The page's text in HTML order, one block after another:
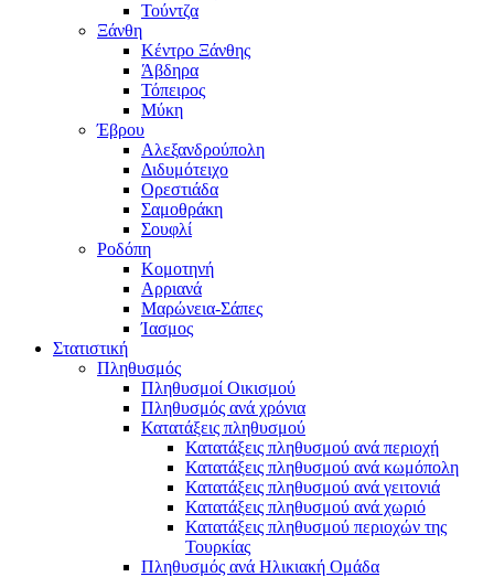
Τούντζα
Ξάνθη
Κέντρο Ξάνθης
Άβδηρα
Τόπειρος
Μύκη
Έβρου
Αλεξανδρούπολη
Διδυμότειχο
Ορεστιάδα
Σαμοθράκη
Σουφλί
Ροδόπη
Κομοτηνή
Αρριανά
Μαρώνεια-Σάπες
Ίασμος
Στατιστική
Πληθυσμός
Πληθυσμοί Οικισμού
Πληθυσμός ανά χρόνια
Κατατάξεις πληθυσμού
Κατατάξεις πληθυσμού ανά περιοχή
Κατατάξεις πληθυσμού ανά κωμόπολη
Κατατάξεις πληθυσμού ανά γειτονιά
Κατατάξεις πληθυσμού ανά χωριό
Κατατάξεις πληθυσμού περιοχών της
Τουρκίας
Πληθυσμός ανά Ηλικιακή Ομάδα